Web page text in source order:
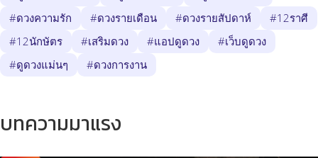
#ดวงความรัก
#ดวงรายเดือน #ดวงรายสัปดาห์
#12ราศี
#12นักษัตร
#เสริมดวง #แอปดูดวง
#เว็บดูดวง
#ดูดวงแม่นๆ
#ดวงการงาน
บทความมาแรง